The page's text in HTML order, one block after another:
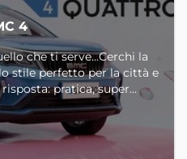
4
che ti serve…Cerchi la
stile perfetto per la città e
pratica, super
offrirti tutto quello che ti
EMC 4 tua nella versione
Offerta valida con formula